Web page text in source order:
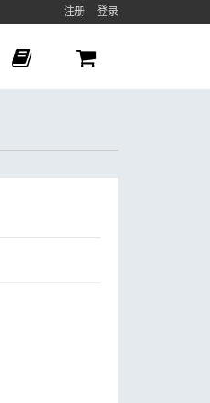
注册 登录